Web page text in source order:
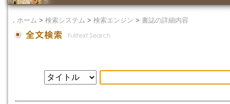
． ホーム > 検索システム > 検索エンジン > 書誌の詳細内容